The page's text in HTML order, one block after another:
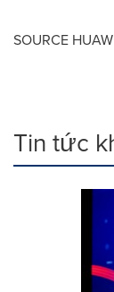
SOURCE
Tin tức